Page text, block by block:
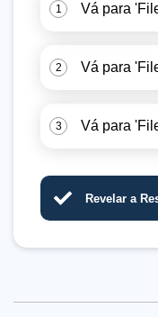
1 Vá para
2 Vá para
3 Vá para
Revelar a